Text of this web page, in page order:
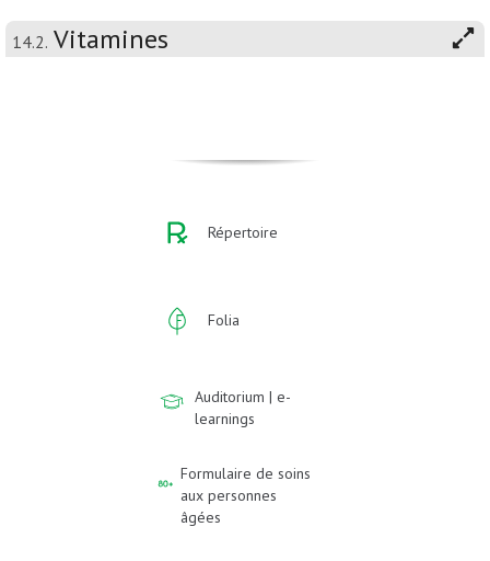
14.2. Vitamines
Répertoire
Folia
Auditorium | e-
learnings
Formulaire de soins
aux personnes
âgées